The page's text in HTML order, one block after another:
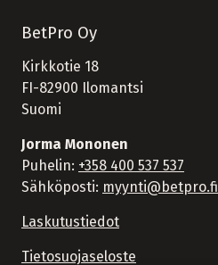
BetPro Oy
Kirkkotie 18
FI-82900 Ilomantsi
Suomi
Jorma Mononen
Puhelin: +358 400 537 537
Sähköposti: myynti@betpro.fi
Laskutustiedot
Tietosuojaseloste